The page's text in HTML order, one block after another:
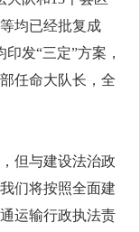
均已经批复成
发“三定”方案，
任命大队长，全
但与建设法治政
们将按照全面建
运输行政执法责